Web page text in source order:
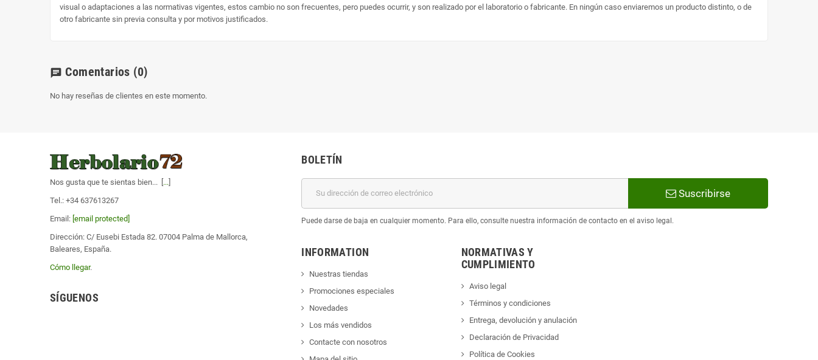
visual o adaptaciones a las normativas vigentes, estos cambio no son frecuentes, pero puedes ocurrir, y son realizado por el laboratorio o fabricante. En ningún caso enviaremos un producto distinto, o de
otro fabricante sin previa consulta y por motivos justificados.
chat Comentarios (0)
No hay reseñas de clientes en este momento.
Nos gusta que te sientas bien... [ ...
Tel.: +34 637613267
Email: [email protected]
Dirección: C/ Eusebi Estada 82. 07004 Palma de Mallorca,
Baleares, España.
Cómo llegar.
SÍGUENOS
BOLETÍN
Suscribirse
Puede darse de baja en cualquier momento. Para ello, consulte nuestra información de contacto en el aviso legal.
INFORMATION
Nuestras tiendas
Promociones especiales
Novedades
Los más vendidos
Contacte con nosotros
NORMATIVAS Y
CUMPLIMIENTO
Aviso legal
Términos y condiciones
Entrega, devolución y anulación
Declaración de Privacidad
Política de Cookies